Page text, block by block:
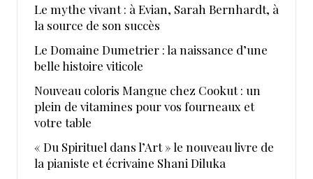
Le mythe vivant : à Evian, Sarah Bernhardt, à
la source de son succès
Le Domaine Dumetrier : la naissance d’une
belle histoire viticole
Nouveau coloris Mangue chez Cookut : un
plein de vitamines pour vos fourneaux et
votre table
« Du Spirituel dans l’Art » le nouveau livre de
la pianiste et écrivaine Shani Diluka